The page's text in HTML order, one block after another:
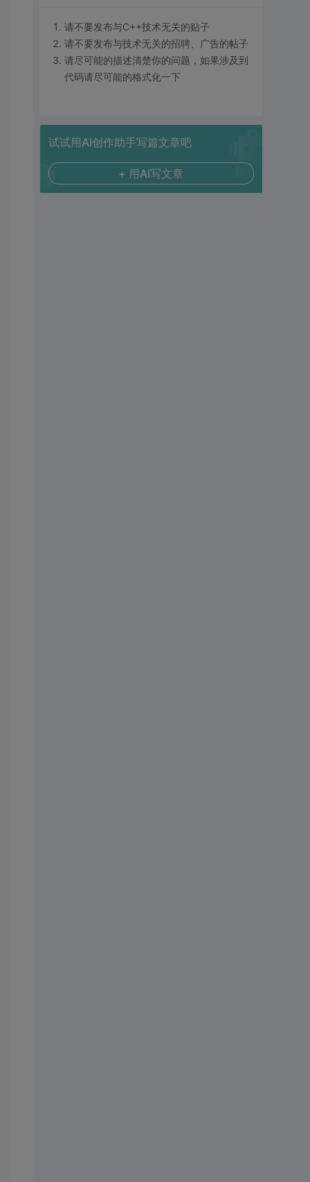
请不要发布与C++技术无关的贴子
请不要发布与技术无关的招聘、广告的帖子
请尽可能的描述清楚你的问题，如果涉及到
代码请尽可能的格式化一下
试试用AI创作助手写篇文章吧
+ 用AI写文章